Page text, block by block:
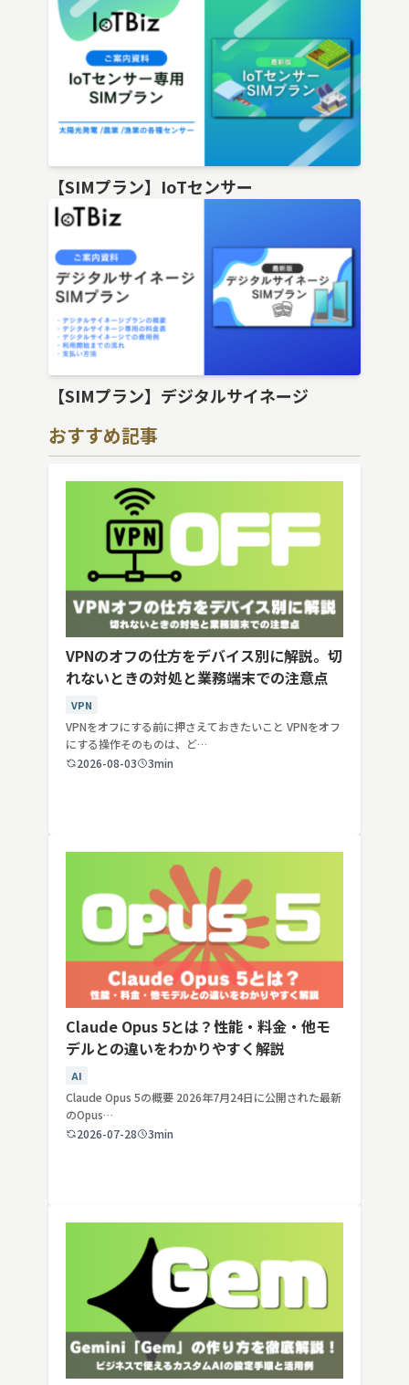
【SIMプラン】IoTセンサー
【SIMプラン】デジタルサイネージ
おすすめ記事
VPNのオフの仕方をデバイス別に解説。切
れないときの対処と業務端末での注意点
VPN
VPNをオフにする前に押さえておきたいこと VPNをオフ
にする操作そのものは、ど…
2026-08-03
3min
Claude Opus 5とは？性能・料金・他モ
デルとの違いをわかりやすく解説
AI
Claude Opus 5の概要 2026年7月24日に公開された最新
のOpus…
2026-07-28
3min